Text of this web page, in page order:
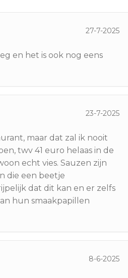
27-7-2025
en het is ook nog eens
23-7-2025
maar dat zal ik nooit
twv 41 euro helaas in de
echt vies. Sauzen zijn
die een beetje
dat dit kan en er zelfs
hun smaakpapillen
8-6-2025